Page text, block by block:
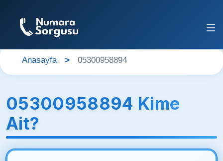
Anasayfa 05300958894
05300958894 Kime
Ait?